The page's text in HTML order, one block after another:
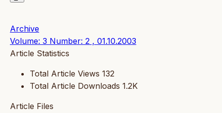
Archive
Volume: 3 Number: 2 , 01.10.2003
Article Statistics
Total Article Views 132
Total Article Downloads 1.2K
Article Files